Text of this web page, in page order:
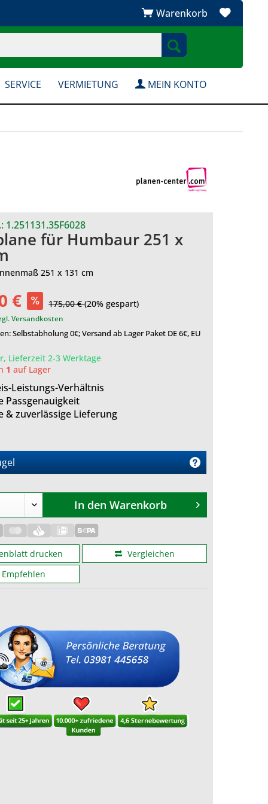
Warenkorb
SERVICE VERMIETUNG MEIN KONTO
1.251131.35F6028
für Humbaur 251 x
251 x 131 cm
€ 175,00 €(20% gespart)
Versandkosten
Selbstabholung 0€; Versand ab Lager Paket DE 6€, EU
Lieferzeit 2-3 Werktage
1 auf Lager
Leistungs-Verhältnis
Passgenauigkeit
& zuverlässige Lieferung
In den Warenkorb
drucken
Vergleichen
Empfehlen